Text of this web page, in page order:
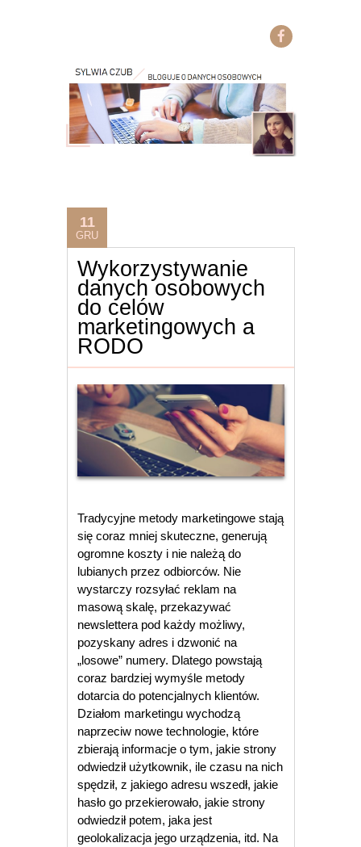
11
GRU
Wykorzystywanie
danych osobowych
do celów
marketingowych a
RODO
Tradycyjne metody marketingowe stają
się coraz mniej skuteczne, generują
ogromne koszty i nie należą do
lubianych przez odbiorców. Nie
wystarczy rozsyłać reklam na
masową skalę, przekazywać
newslettera pod każdy możliwy,
pozyskany adres i dzwonić na
„losowe” numery. Dlatego powstają
coraz bardziej wymyśle metody
dotarcia do potencjalnych klientów.
Działom marketingu wychodzą
naprzeciw nowe technologie, które
zbierają informacje o tym, jakie strony
odwiedził użytkownik, ile czasu na nich
spędził, z jakiego adresu wszedł, jakie
hasło go przekierowało, jakie strony
odwiedził potem, jaka jest
geolokalizacja jego urządzenia, itd. Na